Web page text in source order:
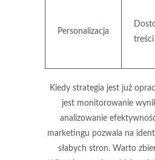
Personalizacja
Kiedy strategia jest już
jest monitorowanie
analizowanie
marketingu pozwala na
słabych stron. Warto